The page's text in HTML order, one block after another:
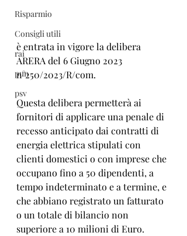
Risparmio
Consigli utili
rai
pun
psv
è entrata in vigore la delibera
ARERA del 6 Giugno 2023
n°250/2023/R/com.
Questa delibera permetterà ai
fornitori di applicare una penale di
recesso anticipato dai contratti di
energia elettrica stipulati con
clienti domestici o con imprese che
occupano fino a 50 dipendenti, a
tempo indeterminato e a termine, e
che abbiano registrato un fatturato
o un totale di bilancio non
superiore a 10 milioni di Euro.